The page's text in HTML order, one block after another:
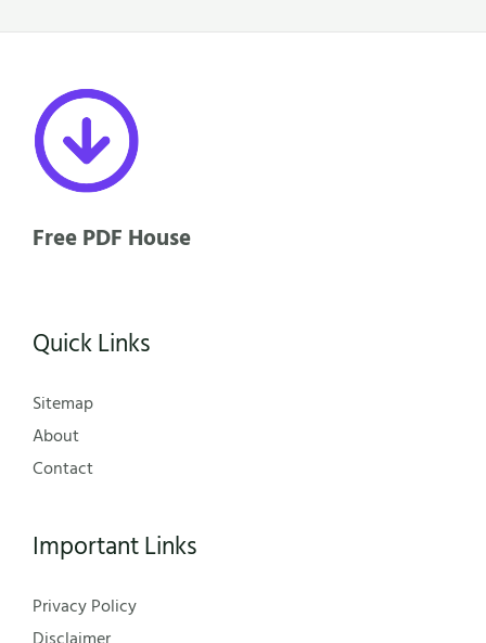
Free PDF House
Quick Links
Sitemap
About
Contact
Important Links
Privacy Policy